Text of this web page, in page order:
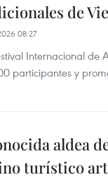
de
08:27
Internacional de
participantes y
aldea
turístico